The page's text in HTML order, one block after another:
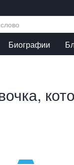
Биографии